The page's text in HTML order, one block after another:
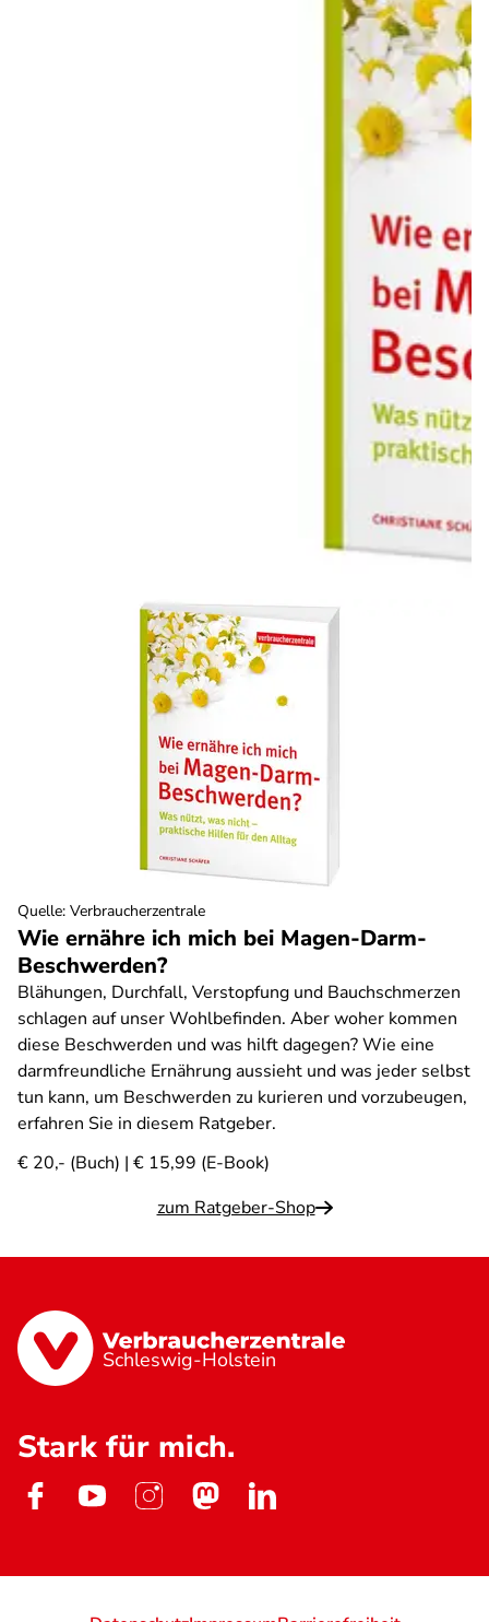
Wie ernähre ich mich bei Magen-Darm-
Beschwerden?
Blähungen, Durchfall, Verstopfung und Bauchschmerzen
schlagen auf unser Wohlbefinden. Aber woher kommen
diese Beschwerden und was hilft dagegen? Wie eine
darmfreundliche Ernährung aussieht und was jeder selbst
tun kann, um Beschwerden zu kurieren und vorzubeugen,
erfahren Sie in diesem Ratgeber.
€ 20,- (Buch) | € 15,99 (E-Book)
zum Ratgeber-Shop
Quelle: Verbraucherzentrale
Schleswig-Holstein
Stark für mich.